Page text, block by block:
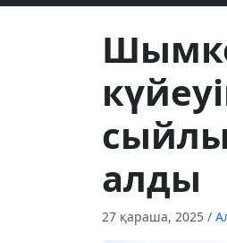
алды
27 қараша, 2025 /